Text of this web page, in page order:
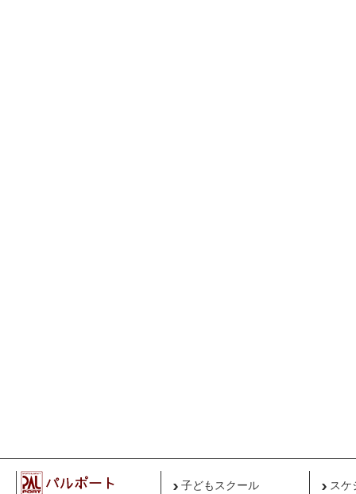
子どもスクール スケ